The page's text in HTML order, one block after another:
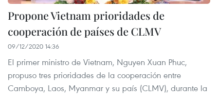
Propone Vietnam prioridades de
cooperación de países de CLMV
09/12/2020 14:36
El primer ministro de Vietnam, Nguyen Xuan Phuc,
propuso tres prioridades de la cooperación entre
Camboya, Laos, Myanmar y su país (CLMV), durante la